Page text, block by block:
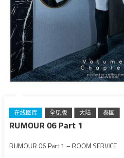
在线图库 全见版 大陆 泰国
RUMOUR 06 Part 1
RUMOUR 06 Part 1 – ROOM SERVICE